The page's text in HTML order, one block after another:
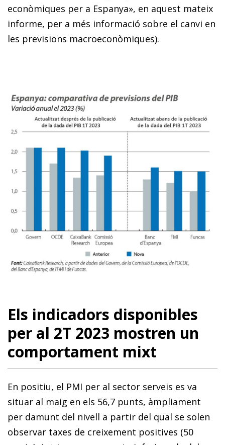
econòmiques per a Espanya», en aquest mateix
informe, per a més informació so­­bre el canvi en
les previsions macroeconòmiques).
Els indicadors disponibles
per al 2T 2023 mostren un
comportament mixt
En positiu, el PMI per al sector serveis es va
situar al maig en els 56,7 punts, àmpliament
per damunt del nivell a partir del qual se solen
observar taxes de creixement positives (50